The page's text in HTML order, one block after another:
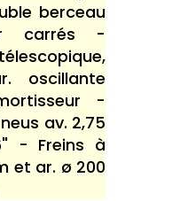
berceau
carrés -
oscillante
-
av. 2,75
- Freins à
et ar. ø 200